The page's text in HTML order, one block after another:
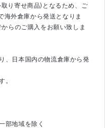
り寄せ商品)となるため、ご
海外倉庫から発送となりま
らのご購入をお願い致しま
、日本国内の物流倉庫から発
。
部地域を除く